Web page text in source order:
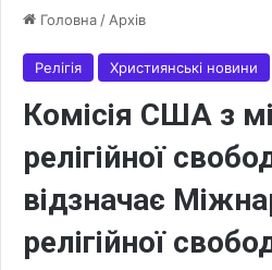
Головна / Архів
Релігія Християнські новини
Комісія США з
релігійної
відзначає
релігійної